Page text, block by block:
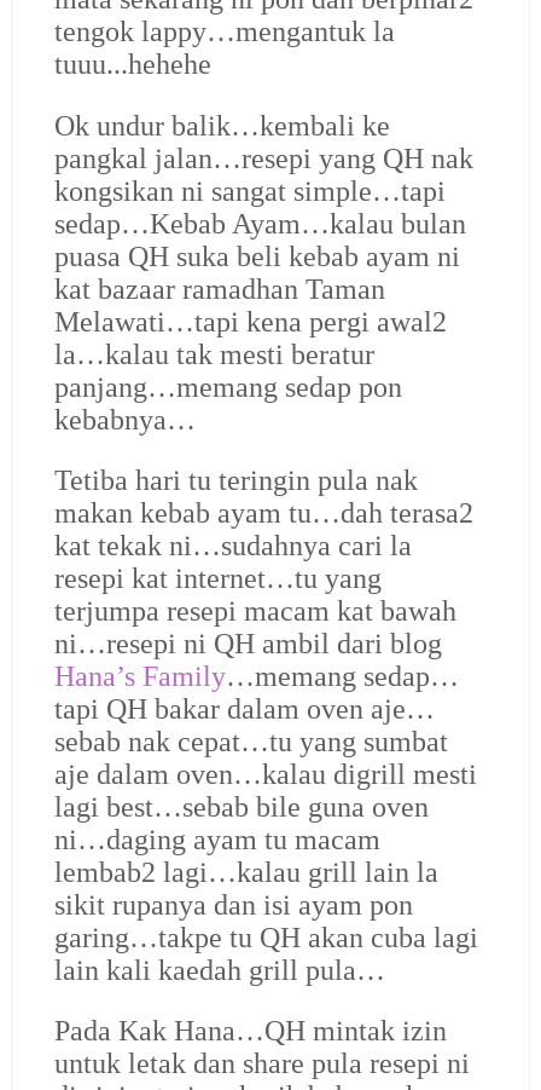
tengok lappy…mengantuk la
tuuu...hehehe
Ok undur balik…kembali ke
pangkal jalan…resepi yang QH nak
kongsikan ni sangat simple…tapi
sedap…Kebab Ayam…kalau bulan
puasa QH suka beli kebab ayam ni
kat bazaar ramadhan Taman
Melawati…tapi kena pergi awal2
la…kalau tak mesti beratur
panjang…memang sedap pon
kebabnya…
Tetiba hari tu teringin pula nak
makan kebab ayam tu…dah terasa2
kat tekak ni…sudahnya cari la
resepi kat internet…tu yang
terjumpa resepi macam kat bawah
ni…resepi ni QH ambil dari blog
Hana’s Family…memang sedap…
tapi QH bakar dalam oven aje…
sebab nak cepat…tu yang sumbat
aje dalam oven…kalau digrill mesti
lagi best…sebab bile guna oven
ni…daging ayam tu macam
lembab2 lagi…kalau grill lain la
sikit rupanya dan isi ayam pon
garing…takpe tu QH akan cuba lagi
lain kali kaedah grill pula…
Pada Kak Hana…QH mintak izin
untuk letak dan share pula resepi ni